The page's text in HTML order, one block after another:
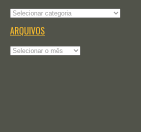
Categorias
ARQUIVOS
Arquivos